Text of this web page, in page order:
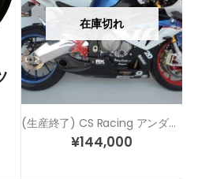
在庫切れ
(生産終了) CS Racing アンダーマウント フルエキゾースト マフラー BMW S1000RR 10-14
¥144,000